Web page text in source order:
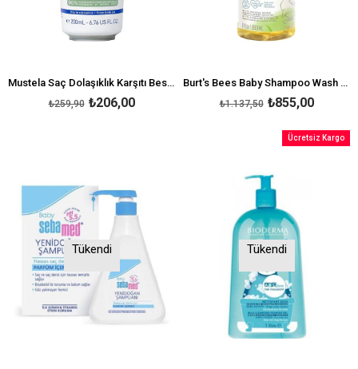
Mustela Saç Dolaşıklık Karşıtı Besleyici Şampuan 200 ml
₺206,00
₺259,90
Burt's Bees Baby Shampoo Wash Saç ve Vücut Şampuanı 236,5 ml
₺855,00
₺1.137,50
Tükendi Tükendi
Ücretsiz Kargo